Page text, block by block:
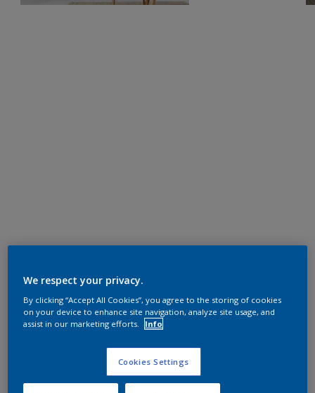
We respect your privacy.
By clicking “Accept All Cookies”, you agree to the storing of cookies
on your device to enhance site navigation, analyze site usage, and
assist in our marketing efforts.
Info
Cookies Settings